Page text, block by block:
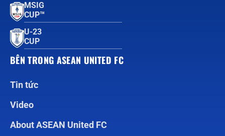
MSIG
CUP™
U-23
CUP
BÊN TRONG ASEAN UNITED FC
Tin tức
Video
About ASEAN United FC